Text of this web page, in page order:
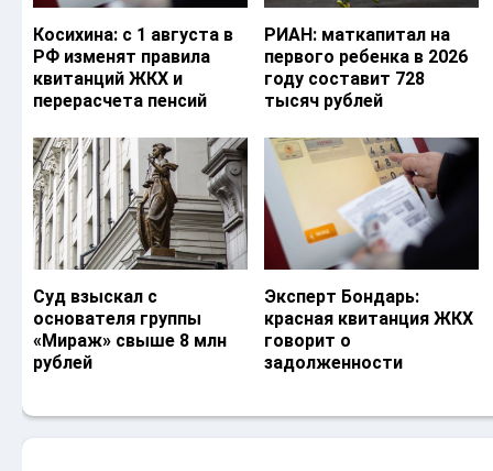
Косихина: с 1 августа в
РФ изменят правила
квитанций ЖКХ и
перерасчета пенсий
РИАН: маткапитал на
первого ребенка в 2026
году составит 728
тысяч рублей
Суд взыскал с
основателя группы
«Мираж» свыше 8 млн
рублей
Эксперт Бондарь:
красная квитанция ЖКХ
говорит о
задолженности